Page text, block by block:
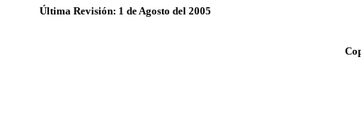
Última Revisión: 1 de Agosto del 2005